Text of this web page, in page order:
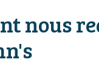
nous